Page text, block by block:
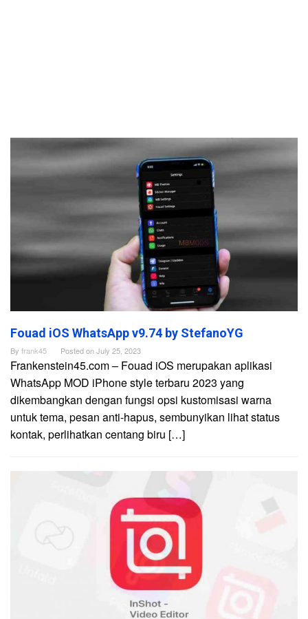
Frankenstein45.Com
Fouad iOS WhatsApp v9.74 by StefanoYG
By frank45 Posted onJuly 25, 2023
Frankenstein45.com – Fouad iOS merupakan aplikasi
WhatsApp MOD iPhone style terbaru 2023 yang
dikembangkan dengan fungsi opsi kustomisasi warna
untuk tema, pesan anti-hapus, sembunyikan lihat status
kontak, perlihatkan centang biru […]